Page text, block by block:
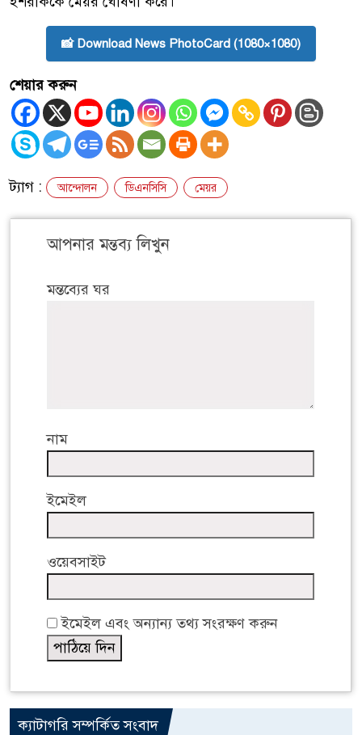
📸 Download News PhotoCard (1080×1080)
শেয়ার করুন
ট্যাগ : আন্দোলন ডিএনসিসি মেয়র
আপনার মন্তব্য লিখুন
মন্তব্যের ঘর
নাম
ইমেইল
ওয়েবসাইট
ইমেইল এবং অন্যান্য তথ্য সংরক্ষণ করুন
ক্যাটাগরি সম্পর্কিত সংবাদ